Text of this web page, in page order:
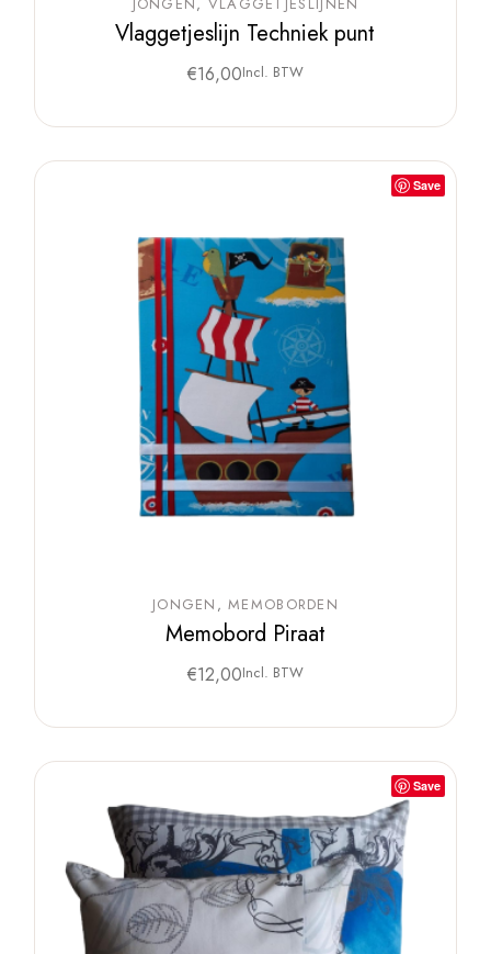
Vlaggetjeslijn Techniek punt
€16,00Incl. BTW
Save
JONGEN MEMOBORDEN
Memobord Piraat
€12,00Incl. BTW
Save